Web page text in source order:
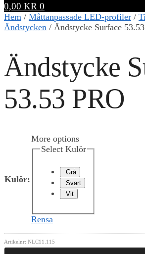
0,00 KR 0
Hem / Måttanpassade LED-profiler /
Ändstycken / Ändstycke Surface
Ändstycke
53.53 PRO
Kulör:
More options
Select Kulör
Grå
Svart
Vit
Rensa
Artikelnr: NLC11.115